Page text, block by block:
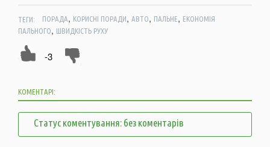
ТЕГИ: ПОРАДА, КОРИСНІ ПОРАДИ, АВТО, ПАЛЬНЕ, ЕКОНОМІЯ
ПАЛЬНОГО, ШВИДКІСТЬ РУХУ
-3
КОМЕНТАРІ:
Статус коментування: без коментарів